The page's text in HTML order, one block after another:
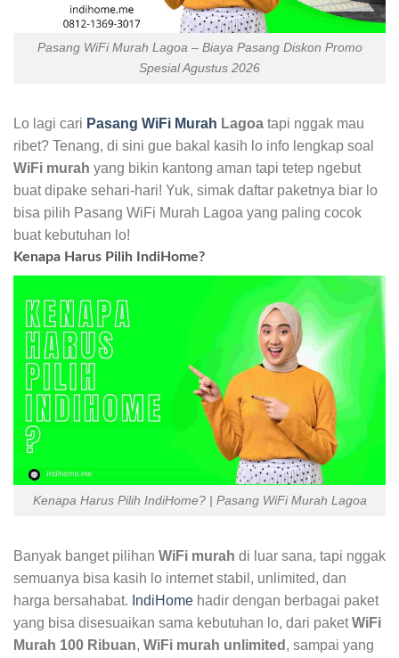
Pasang WiFi Murah Lagoa – Biaya Pasang Diskon Promo
Spesial Agustus 2026
Lo lagi cari Pasang WiFi Murah Lagoa tapi nggak mau
ribet? Tenang, di sini gue bakal kasih lo info lengkap soal
WiFi murah yang bikin kantong aman tapi tetep ngebut
buat dipake sehari-hari! Yuk, simak daftar paketnya biar lo
bisa pilih Pasang WiFi Murah Lagoa yang paling cocok
buat kebutuhan lo!
Kenapa Harus Pilih IndiHome?
Kenapa Harus Pilih IndiHome? | Pasang WiFi Murah Lagoa
Banyak banget pilihan WiFi murah di luar sana, tapi nggak
semuanya bisa kasih lo internet stabil, unlimited, dan
harga bersahabat. IndiHome hadir dengan berbagai paket
yang bisa disesuaikan sama kebutuhan lo, dari paketWiFi
Murah 100 Ribuan, WiFi murah unlimited , sampai yang